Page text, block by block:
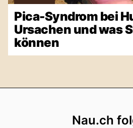
Pica-Syndrom bei
Ursachen und was
können
Nau.ch